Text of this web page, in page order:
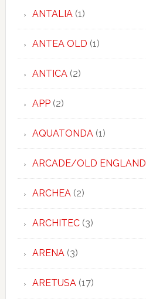
ANTALIA(1)
ANTEA OLD (1)
ANTICA(2)
APP(2)
AQUATONDA(1)
ARCADE/OLD ENGLAND
ARCHEA(2)
ARCHITEC(3)
ARENA(3)
ARETUSA(17)